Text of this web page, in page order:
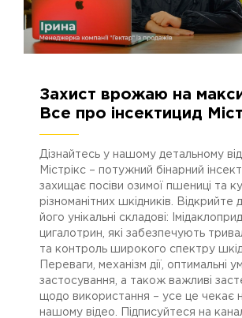
2925 09.05.2024
Захист врожаю на
Все про інсектицид
Дізнайтесь у нашому детальному
Містрікс – потужний бінарний
захищає посіви озимої пшениці та
різноманітних шкідників. Відкрийте
його унікальні складові:
цигалотрин, які забезпечують
та контроль широкого спектру
Переваги, механізм дії, оптимальні
застосування, а також важливі
щодо використання – усе це чекає
нашому відео. Підписуйтеся на